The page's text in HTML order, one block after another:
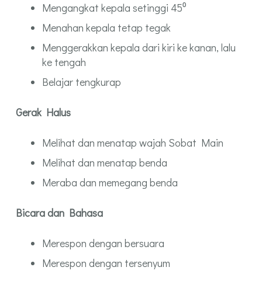
Mengangkat kepala setinggi 45⁰
Menahan kepala tetap tegak
Menggerakkan kepala dari kiri ke kanan, lalu
ke tengah
Belajar tengkurap
Gerak Halus
Melihat dan menatap wajah Sobat Main
Melihat dan menatap benda
Meraba dan memegang benda
Bicara dan Bahasa
Merespon dengan bersuara
Merespon dengan tersenyum